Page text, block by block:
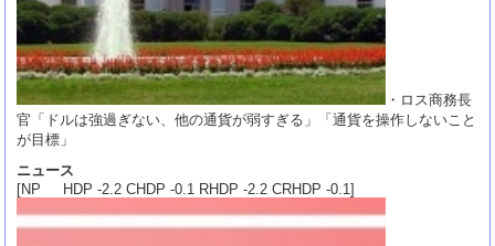
・ロス商務長
官「ドルは強過ぎない、他の通貨が弱すぎる」「通貨を操作しないこと
が目標」
ニュース
[NP HDP -2.2 CHDP -0.1 RHDP -2.2 CRHDP -0.1]